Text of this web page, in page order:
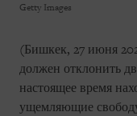
Getty Images
(Бишкек, 27 июня
должен отклонить
настоящее время
ущемляющие